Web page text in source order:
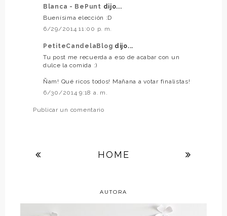
Blanca - BePunt dijo...
Buenísima elección :D
6/29/2014 11:00 p. m.
PetiteCandelaBlog dijo...
Tu post me recuerda a eso de acabar con un
dulce la comida :)
Ñam! Qué ricos todos! Mañana a votar finalistas!
6/30/2014 9:18 a. m.
Publicar un comentario
HOME
AUTORA